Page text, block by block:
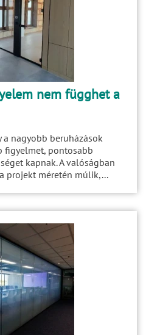
nem függhet a
nagyobb beruházások
figyelmet, pontosabb
kapnak. A valóságban
projekt méretén múlik,...